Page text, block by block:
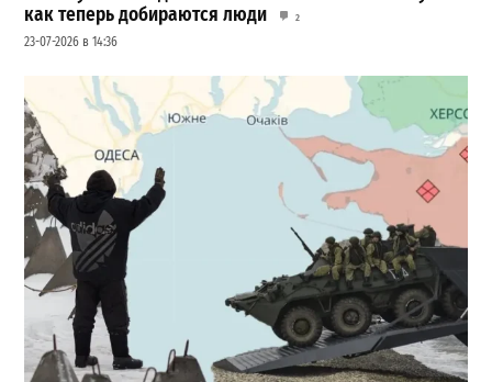
как теперь добираются люди
2
23-07-2026 в 14:36